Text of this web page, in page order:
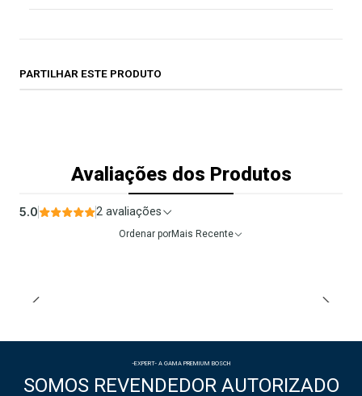
PARTILHAR ESTE PRODUTO
Avaliações dos Produtos
5.0 2 avaliações
Ordenar porMais Recente
-EXPERT- A GAMA PREMIUM BOSCH
SOMOS REVENDEDOR AUTORIZADO